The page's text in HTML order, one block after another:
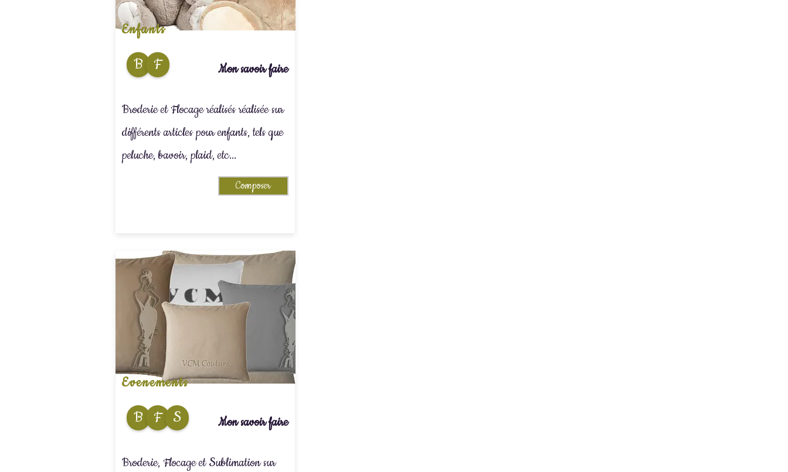
Enfants
B F Mon savoir faire
Broderie et Flocage réalisés réalisée sur
différents articles pour enfants, tels que
peluche, bavoir, plaid, etc...
Composer
Evenements
B F S Mon savoir faire
Broderie, Flocage et Sublimation sur